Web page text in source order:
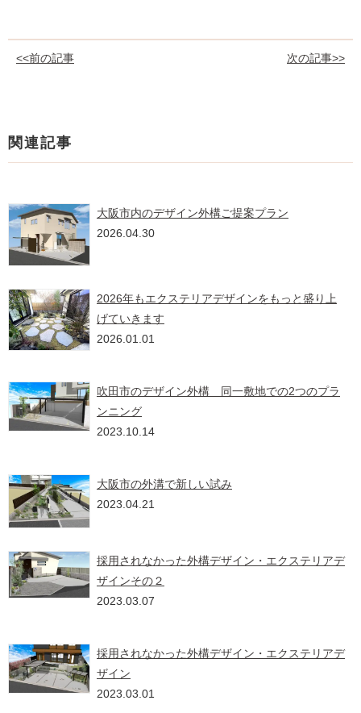
<<前の記事 次の記事>>
関連記事
大阪市内のデザイン外構ご提案プラン
2026.04.30
2026年もエクステリアデザインをもっと盛り上
げていきます
2026.01.01
吹田市のデザイン外構 同一敷地での2つのプラ
ンニング
2023.10.14
大阪市の外溝で新しい試み
2023.04.21
採用されなかった外構デザイン・エクステリアデ
ザインその２
2023.03.07
採用されなかった外構デザイン・エクステリアデ
ザイン
2023.03.01